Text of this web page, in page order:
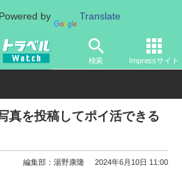
by Translate
検索 Impressサイト
ム スマホ・ルーター アプリ
真を投稿してポイ活できる
編集部：湯野康隆 2024年6月10日 11:00